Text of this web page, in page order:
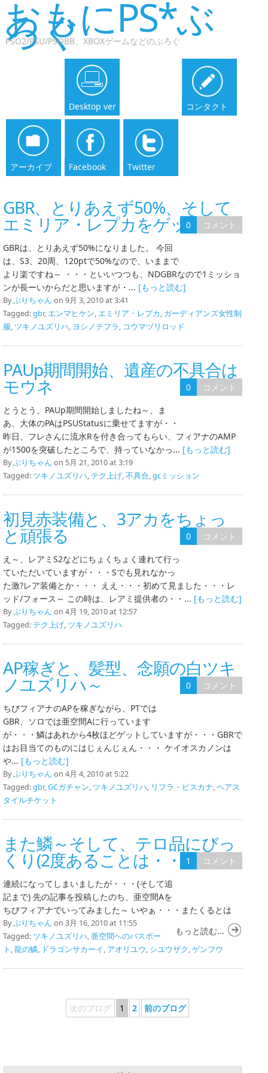
おもにPS*ぶ
ろぐ
PSO2/PSU/PSOBB、XBOXゲームなどのぶろぐ
Desktop ver コンタクト
アーカイブ Facebook Twitter
GBR、とりあえず50%、そして
エミリア・レプカをゲット
0
コメント
GBRは、とりあえず50%になりました。 今回
は、S3、20周、120ptで50%なので、いままで
より楽ですね～ ・・・といいつつも、NDGBRなので1ミッショ
ンが長ーいからだと思いますが・... [もっと読む]
Byぶりちゃん on 9月 3, 2010 at 3:41
Tagged:gbr, エンマヒケン, エミリア・レプカ, ガーディアンズ女性制
服, ツキノユズリハ, ヨシノテフラ, コウマヅリロッド
PAUp期間開始、遺産の不具合は
モウネ 0
コメント
とうとう、PAUp期間開始しましたね～、ま
あ、大体のPAはPSUStatusに乗せてますが・・
昨日、フレさんに流水Rを付き合ってもらい、フィアナのAMP
が1500を突破したところで、持っていなかっ... [もっと読む]
Byぶりちゃん on 5月 21, 2010 at 3:19
Tagged: ツキノユズリハ, テク上げ,不具合,gcミッション
初見赤装備と、3アカをちょっ
と頑張る 0
コメント
え～、レアミS2などにちょくちょく連れて行っ
ていただいていますが・・・Sでも見れなかっ
た激?レア装備とか・・・ ええ・・・初めて見ました・・・レ
ッド/フォース～ この時は、レアミ提供者の・・... [もっと読む]
Byぶりちゃん on 4月 19, 2010 at 12:57
Tagged: テク上げ, ツキノユズリハ
AP稼ぎと、髪型、念願の白ツキ
ノユズリハ～ 0
コメント
ちびフィアナのAPを稼ぎながら、PTでは
GBR、ソロでは亜空間Aに行っています
が・・・鱗はあれから4枚ほどゲットしていますが・・・GBRで
はお目当てのものにはじぇんじぇん・・・ ケイオスカノンは
や... [もっと読む]
Byぶりちゃん on 4月 4, 2010 at 5:22
Tagged:gbr,GCガチャン, ツキノユズリハ, リフラ・ビスカナ,ヘアス
タイルチケット
また鱗～そして、テロ品にびっ
くり(2度あることは・・・)
1
コメント
連続になってしまいましたが・・・(そして追
記まで) 先の記事を投稿したのち、亜空間Aを
ちびフィアナでいってみました～ いやぁ・・・またくるとは
もっと読む...
Byぶりちゃん on 3月 16, 2010 at 11:55
Tagged: ツキノユズリハ, 亜空間へのパスポー
ト ,龍の鱗, ドラゴンサカーイ, アオリユウ, シユウザク,ゲンフウ
次のブログ 1 2 前のブログ